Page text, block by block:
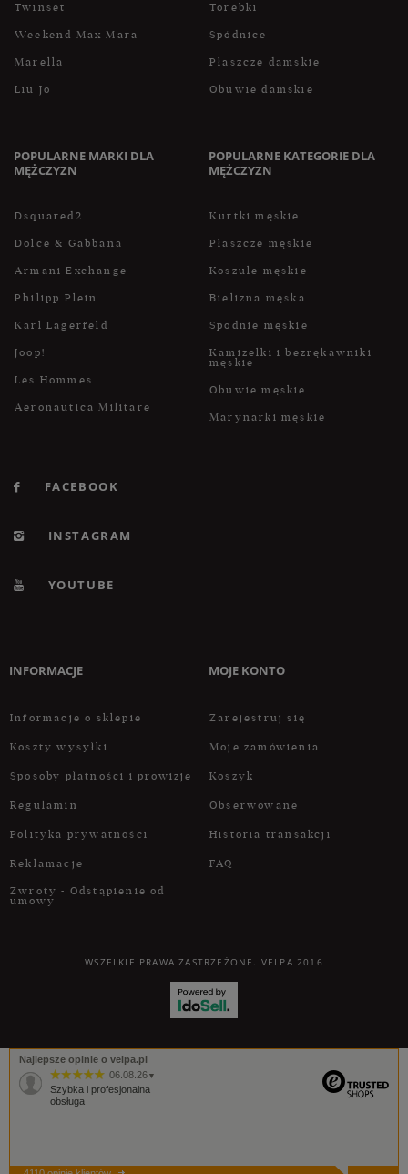
Twinset
Weekend Max Mara
Marella
Liu Jo
Torebki
Spódnice
Płaszcze damskie
Obuwie damskie
POPULARNE MARKI DLA
MĘŻCZYZN
Dsquared2
Dolce & Gabbana
Armani Exchange
Philipp Plein
Karl Lagerfeld
Joop!
Les Hommes
Aeronautica Militare
POPULARNE KATEGORIE DLA
MĘŻCZYZN
Kurtki męskie
Płaszcze męskie
Koszule męskie
Bielizna męska
Spodnie męskie
Kamizelki i bezrękawniki
męskie
Obuwie męskie
Marynarki męskie
FACEBOOK
INSTAGRAM
YOUTUBE
INFORMACJE
Informacje o sklepie
Koszty wysyłki
Sposoby płatności i prowizje
Regulamin
Polityka prywatności
Reklamacje
Zwroty - Odstąpienie od
umowy
MOJE KONTO
Zarejestruj się
Moje zamówienia
Koszyk
Obserwowane
Historia transakcji
FAQ
WSZELKIE PRAWA ZASTRZEŻONE. VELPA 2016
Najlepsze opinie o velpa.pl
06.08.26 ▼
Szybka i profesjonalna
obsługa